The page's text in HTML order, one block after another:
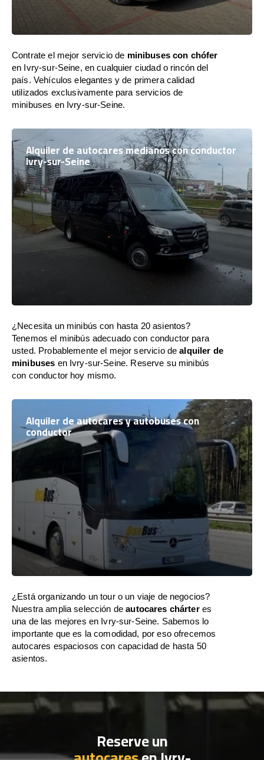
Contrate el mejor servicio de minibuses con chófer
en Ivry-sur-Seine, en cualquier ciudad o rincón del
país. Vehículos elegantes y de primera calidad
utilizados exclusivamente para servicios de
minibuses en Ivry-sur-Seine.
Alquiler de autocares medianos con conductor
Ivry-sur-Seine
¿Necesita un minibús con hasta 20 asientos?
Tenemos el minibús adecuado con conductor para
usted. Probablemente el mejor servicio dealquiler de
minibuses en Ivry-sur-Seine. Reserve su minibús
con conductor hoy mismo.
Alquiler de autocares y autobuses con
conductor
¿Está organizando un tour o un viaje de negocios?
Nuestra amplia selección deautocares chárteres
una de las mejores en Ivry-sur-Seine. Sabemos lo
importante que es la comodidad, por eso ofrecemos
autocares espaciosos con capacidad de hasta 50
asientos.
Reserve un